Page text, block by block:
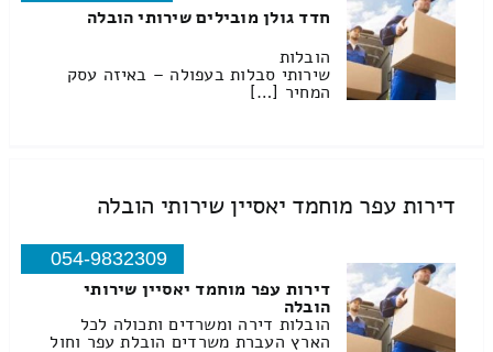
חדד גולן מובילים שירותי הובלה
הובלות
שירותי סבלות בעפולה – באיזה עסק
המחיר […]
דירות עפר מוחמד יאסיין שירותי הובלה
054-9832309
דירות עפר מוחמד יאסיין שירותי
הובלה
הובלות דירה ומשרדים ותכולה לכל
הארץ העברת משרדים הובלת עפר וחול